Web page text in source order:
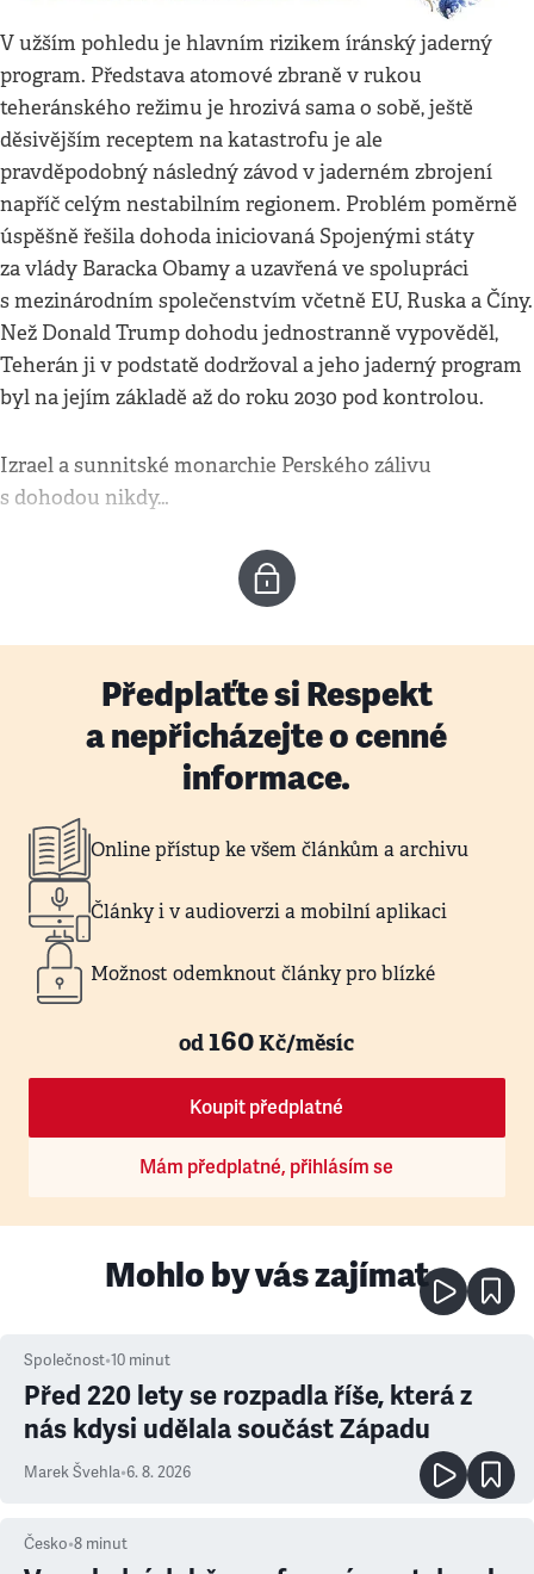
V užším pohledu je hlavním rizikem íránský jaderný
program. Představa atomové zbraně v rukou
teheránského režimu je hrozivá sama o sobě, ještě
děsivějším receptem na katastrofu je ale
pravděpodobný následný závod v jaderném zbrojení
napříč celým nestabilním regionem. Problém poměrně
úspěšně řešila dohoda iniciovaná Spojenými státy
za vlády Baracka Obamy a uzavřená ve spolupráci
s mezinárodním společenstvím včetně EU, Ruska a Číny.
Než Donald Trump dohodu jednostranně vypověděl,
Teherán ji v podstatě dodržoval a jeho jaderný program
byl na jejím základě až do roku 2030 pod kontrolou.
Izrael a sunnitské monarchie Perského zálivu
s dohodou nikdy…
Předplaťte si Respekt
a nepřicházejte o cenné
informace.
Online přístup ke všem článkům a archivu
Články i v audioverzi a mobilní aplikaci
Možnost odemknout články pro blízké
od160Kč/měsíc
Koupit předplatné
Mám předplatné, přihlásím se
Mohlo by vás zajímat
Společnost•10 minut
Před 220 lety se rozpadla říše, která z
nás kdysi udělala součást Západu
Marek Švehla•6. 8. 2026
Česko•8 minut